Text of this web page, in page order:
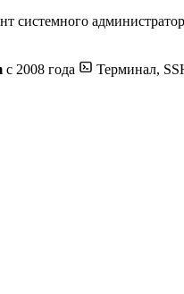
системного
с 2008 года Терминал,